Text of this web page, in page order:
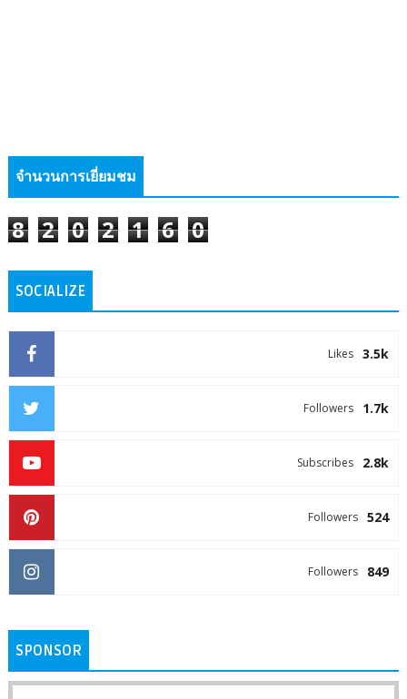
จำนวนการเยี่ยมชม
8 2 0 2 1 6 0
SOCIALIZE
3.5k
Likes
1.7k
Followers
2.8k
Subscribes
524
Followers
849
Followers
SPONSOR